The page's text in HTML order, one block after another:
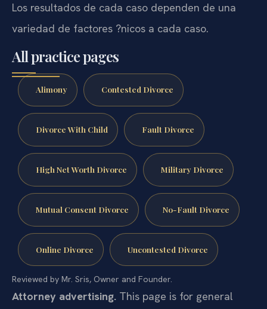
Los resultados de cada caso dependen de una
variedad de factores ?nicos a cada caso.
All practice pages
Alimony Contested Divorce
Divorce With Child Fault Divorce
High Net Worth Divorce Military Divorce
Mutual Consent Divorce No-Fault Divorce
Online Divorce Uncontested Divorce
Reviewed by Mr. Sris, Owner and Founder.
Attorney advertising. This page is for general